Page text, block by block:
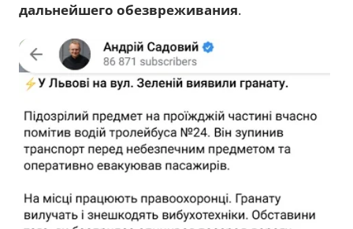
дальнейшего обезвреживания.